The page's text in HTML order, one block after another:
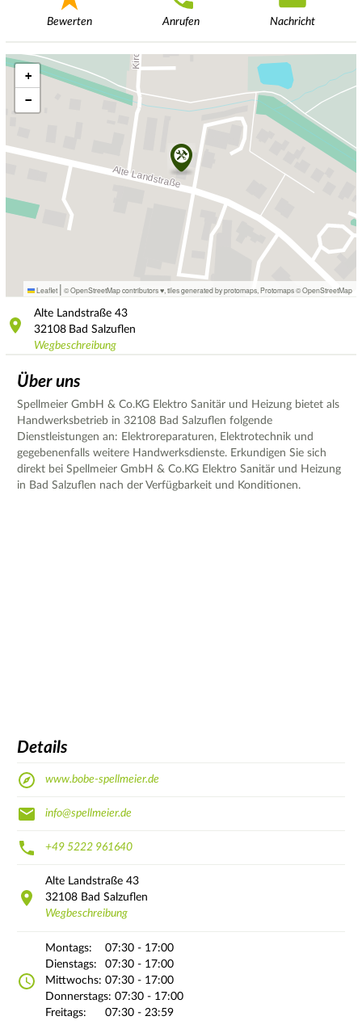
Bewerten Anrufen Nachricht
+
−
Leaflet | © OpenStreetMap contributors ♥, tiles generated by protomaps Protomaps©OpenStreetMap
Alte Landstraße 43
32108 Bad Salzuflen
Wegbeschreibung
Über uns
Spellmeier GmbH & Co.KG Elektro Sanitär und Heizung bietet als
Handwerksbetrieb in 32108 Bad Salzuflen folgende
Dienstleistungen an: Elektroreparaturen, Elektrotechnik und
gegebenenfalls weitere Handwerksdienste. Erkundigen Sie sich
direkt bei Spellmeier GmbH & Co.KG Elektro Sanitär und Heizung
in Bad Salzuflen nach der Verfügbarkeit und Konditionen.
Details
www.bobe-spellmeier.de
info@spellmeier.de
+49 5222 961640
Alte Landstraße 43
32108 Bad Salzuflen
Wegbeschreibung
Montags:
07:30 - 17:00
Dienstags:
07:30 - 17:00
Mittwochs: 07:30 - 17:00
Donnerstags: 07:30 - 17:00
Freitags:
07:30 - 23:59